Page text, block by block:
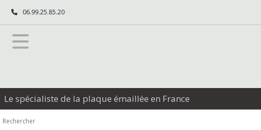
06.99.25.85.20
Le spécialiste de la plaque émaillée en France